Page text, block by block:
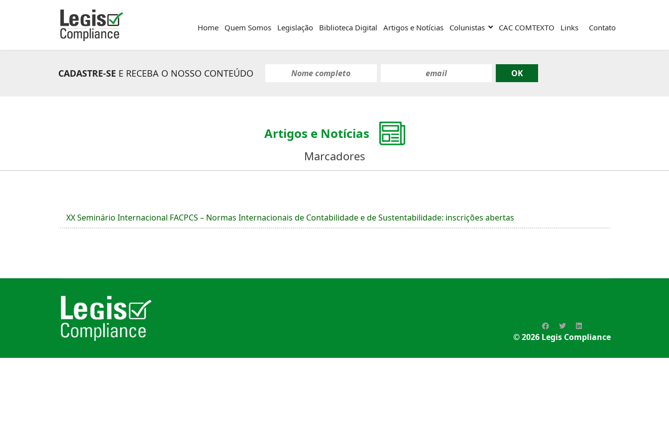
Home Quem Somos Legislação Biblioteca Digital Artigos e Notícias Colunistas CAC COMTEXTO Links Contato
CADASTRE-SE E RECEBA O NOSSO CONTEÚDO
Artigos e Notícias
Marcadores
XX Seminário Internacional FACPCS – Normas Internacionais de Contabilidade e de Sustentabilidade: inscrições abertas
© 2026 Legis Compliance